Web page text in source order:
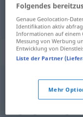
düzenlivesoğuk
,
Folgendes
Genaue Geolocation-
Identifikation aktiv
Informationen auf einem
Messung von Werbung
Entwicklung von
Liste der Partner
Mehr